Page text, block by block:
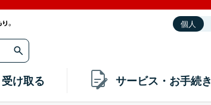
個人
受け取る サービス・お手続き